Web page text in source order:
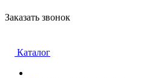
Заказать звонок
Каталог